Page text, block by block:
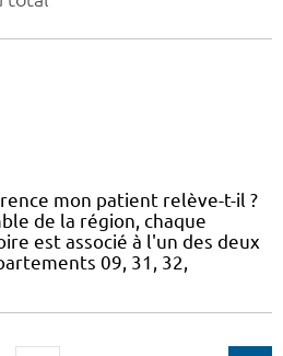
mon patient relève-t-il ?
de la région, chaque
est associé à l'un des deux
09, 31, 32,